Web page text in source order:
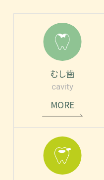
むし歯
cavity
MORE